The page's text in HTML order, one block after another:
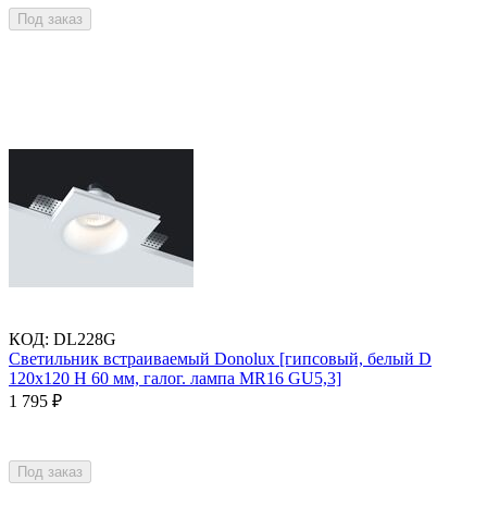
Под заказ
КОД: DL228G
Светильник встраиваемый Donolux [гипсовый, белый D
120х120 H 60 мм, галог. лампа MR16 GU5,3]
1 795 ₽
Под заказ